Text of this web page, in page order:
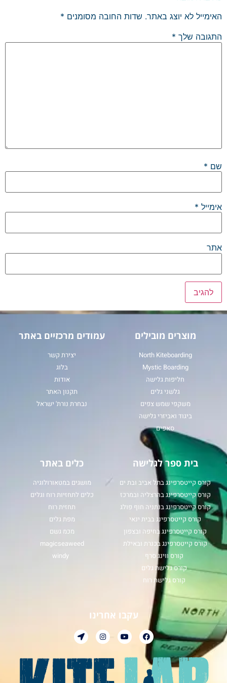
האימייל לא יוצג באתר. שדות החובה מסומנים *
התגובה שלך *
שם *
אימייל *
אתר
מוצרים מובילים
North Kiteboarding
Mystic Boarding
חליפות גלישה
גלשני גלים
משקפי שמש צפים
ביגוד ואביזרי גלישה
סאפים
עמודים מרכזיים באתר
יצירת קשר
בלוג
אודות
תקנון האתר
נבחרת נורת' ישראל
בית ספר לגלישה
קורס קייטסרפינג בתל אביב ובת ים
קורס קייטסרפינג בהרצליה ובמרכז
קורס קייטסרפינג בנתניה חוף פולג
קורס קייטסרפינג בבית ינאי
קורס קייטסרפינג בחיפה ובצפון
קורס קייטסרפינג בכנרת ובאילת
קורס ווינג סרף
קורס גלישת גלים
קורס גלישת רוח
כלים באתר
מושגים במטאורולוגיה
כלים לתחזיות רוח וגלים
תחזית רוח
מפת גלים
מכמ גשם
magicseaweed
windy
עקבו אחרינו